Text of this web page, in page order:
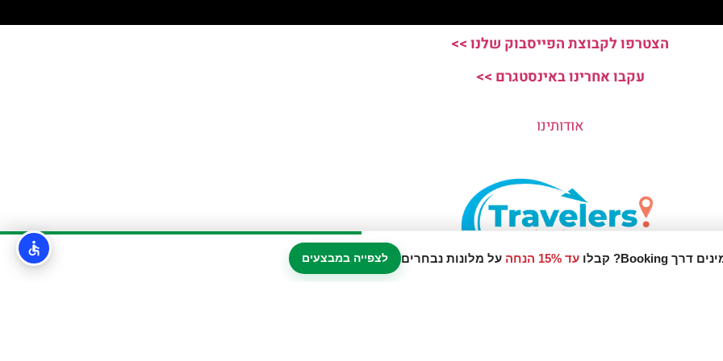
עד 15% הנחה על מלונות נבחרים לצפייה במבצעים
הצטרפו לקבוצת הפייסבוק שלנו >>
עקבו אחרינו באינסטגרם >>
אודותינו